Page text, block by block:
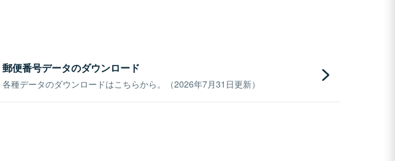
郵便番号データのダウンロード
各種データのダウンロードはこちらから。（2026年7月31日更新）